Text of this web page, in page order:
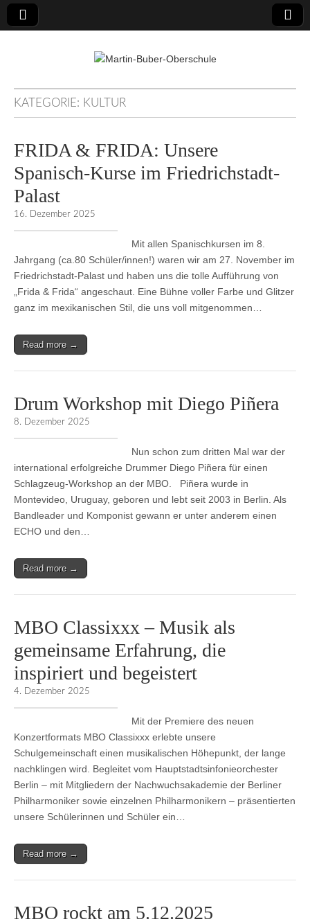
Martin-Buber-
Oberschule
KATEGORIE: KULTUR
FRIDA & FRIDA: Unsere
Spanisch-Kurse im Friedrichstadt-
Palast
16. Dezember 2025
Mit allen Spanischkursen im 8.
Jahrgang (ca.80 Schüler/innen!) waren wir am 27. November im
Friedrichstadt-Palast und haben uns die tolle Aufführung von
„Frida & Frida“ angeschaut. Eine Bühne voller Farbe und Glitzer
ganz im mexikanischen Stil, die uns voll mitgenommen…
Read more →
Drum Workshop mit Diego Piñera
8. Dezember 2025
Nun schon zum dritten Mal war der
international erfolgreiche Drummer Diego Piñera für einen
Schlagzeug-Workshop an der MBO. Piñera wurde in
Montevideo, Uruguay, geboren und lebt seit 2003 in Berlin. Als
Bandleader und Komponist gewann er unter anderem einen
ECHO und den…
Read more →
MBO Classixxx – Musik als
gemeinsame Erfahrung, die
inspiriert und begeistert
4. Dezember 2025
Mit der Premiere des neuen
Konzertformats MBO Classixxx erlebte unsere
Schulgemeinschaft einen musikalischen Höhepunkt, der lange
nachklingen wird. Begleitet vom Hauptstadtsinfonieorchester
Berlin – mit Mitgliedern der Nachwuchsakademie der Berliner
Philharmoniker sowie einzelnen Philharmonikern – präsentierten
unsere Schülerinnen und Schüler ein…
Read more →
MBO rockt am 5.12.2025